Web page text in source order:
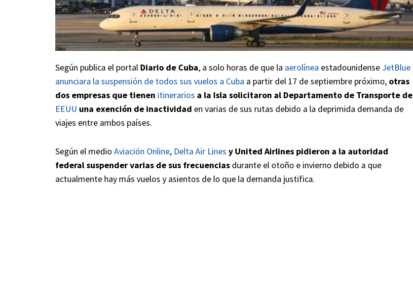
Según publica el portal Diario de Cuba, a solo horas de que la aerolínea estadounidense JetBlue
anunciara la suspensión de todos sus vuelos a Cuba a partir del 17 de septiembre próximo, otras
dos empresas que tienen itinerarios a la Isla solicitaron al Departamento de Transporte de
EEUU una exención de inactividad en varias de sus rutas debido a la deprimida demanda de
viajes entre ambos países.
Según el medio Aviación Online, Delta Air Lines y United Airlines pidieron a la autoridad
federal suspender varias de sus frecuencias durante el otoño e invierno debido a que
actualmente hay más vuelos y asientos de lo que la demanda justifica.